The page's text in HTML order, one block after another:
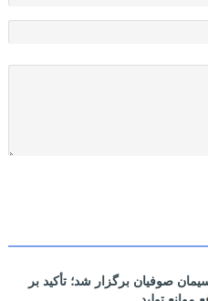
صوفیان برگزار شد؛ تأکید بر